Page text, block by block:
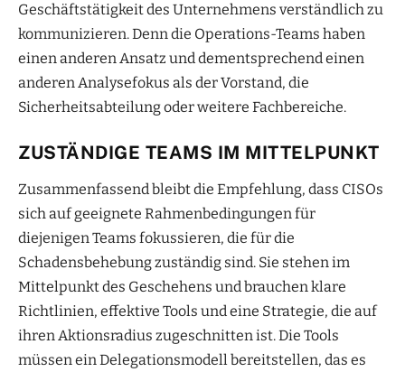
Geschäftstätigkeit des Unternehmens verständlich zu
kommunizieren. Denn die Operations-Teams haben
einen anderen Ansatz und dementsprechend einen
anderen Analysefokus als der Vorstand, die
Sicherheitsabteilung oder weitere Fachbereiche.
ZUSTÄNDIGE TEAMS IM MITTELPUNKT
Zusammenfassend bleibt die Empfehlung, dass CISOs
sich auf geeignete Rahmenbedingungen für
diejenigen Teams fokussieren, die für die
Schadensbehebung zuständig sind. Sie stehen im
Mittelpunkt des Geschehens und brauchen klare
Richtlinien, effektive Tools und eine Strategie, die auf
ihren Aktionsradius zugeschnitten ist. Die Tools
müssen ein Delegationsmodell bereitstellen, das es